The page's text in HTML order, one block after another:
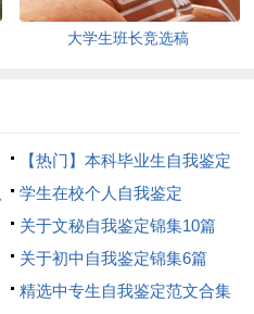
大学生班长竞选稿
【热门】本科毕业生自我鉴定
集合九篇
学生在校个人自我鉴定
关于文秘自我鉴定锦集10篇
关于初中自我鉴定锦集6篇
精选中专生自我鉴定范文合集